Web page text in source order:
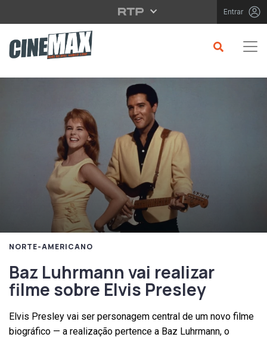
Saltar para o conteúdo principal Entrar
NORTE-AMERICANO
Baz Luhrmann vai realizar
filme sobre Elvis Presley
Elvis Presley vai ser personagem central de um novo filme
biográfico — a realização pertence a Baz Luhrmann, o